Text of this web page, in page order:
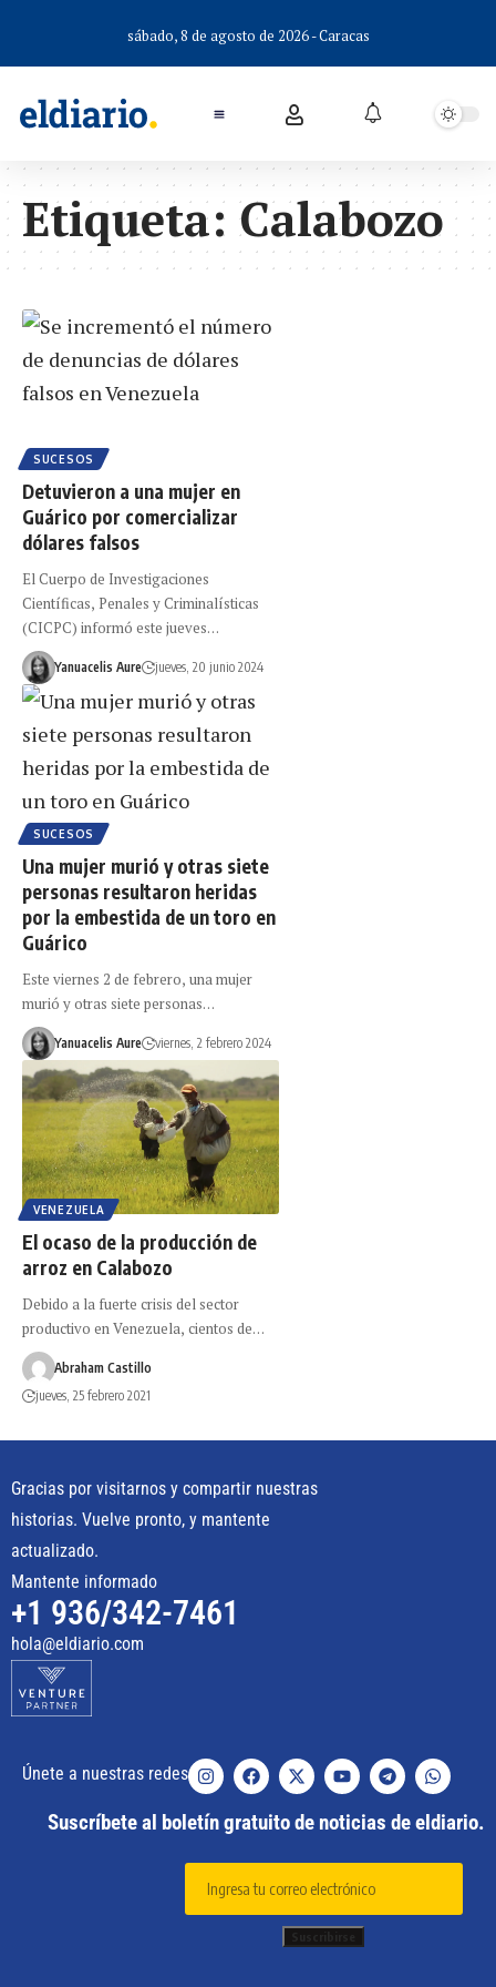
sábado, 8 de agosto de 2026 - Caracas
Etiqueta: Calabozo
SUCESOS
Detuvieron a una mujer en
Guárico por comercializar
dólares falsos
El Cuerpo de Investigaciones
Científicas, Penales y Criminalísticas
(CICPC) informó este jueves…
Yanuacelis Aure jueves, 20 junio 2024
SUCESOS
Una mujer murió y otras siete
personas resultaron heridas
por la embestida de un toro en
Guárico
Este viernes 2 de febrero, una mujer
murió y otras siete personas…
Yanuacelis Aure viernes, 2 febrero 2024
VENEZUELA
El ocaso de la producción de
arroz en Calabozo
Debido a la fuerte crisis del sector
productivo en Venezuela, cientos de…
Abraham Castillo
jueves, 25 febrero 2021
Gracias por visitarnos y compartir nuestras
historias. Vuelve pronto, y mantente
actualizado.
Mantente informado
+1 936/342-7461
hola@eldiario.com
Únete a nuestras redes
Suscríbete al boletín gratuito de noticias de eldiario.